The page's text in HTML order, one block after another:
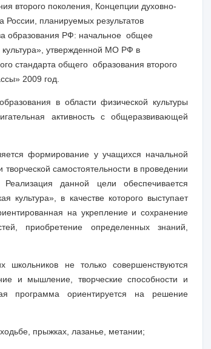
второго поколения, Концепции духовно-
России, планируемых результатов
образования РФ: начальное общее
утвержденной МО РФ в
стандарта общего образования второго
2009 год.
в области физической культуры
активность с общеразвивающей
формирование у учащихся начальной
самостоятельности в проведении
данной цели обеспечивается
культура», в качестве которого выступает
на укрепление и сохранение
приобретение определенных знаний,
не только совершенствуются
и мышление, творческие способности и
программа ориентируется на решение
прыжках, лазанье, метании;